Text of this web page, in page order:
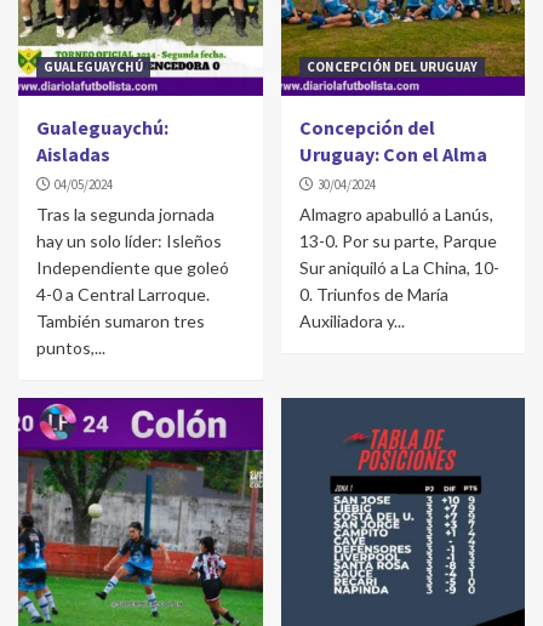
GUALEGUAYCHÚ
Gualeguaychú:
Aisladas
04/05/2024
Tras la segunda jornada
hay un solo líder: Isleños
Independiente que goleó
4-0 a Central Larroque.
También sumaron tres
puntos,...
CONCEPCIÓN DEL URUGUAY
Concepción del
Uruguay: Con el Alma
30/04/2024
Almagro apabulló a Lanús,
13-0. Por su parte, Parque
Sur aniquiló a La China, 10-
0. Triunfos de María
Auxiliadora y...